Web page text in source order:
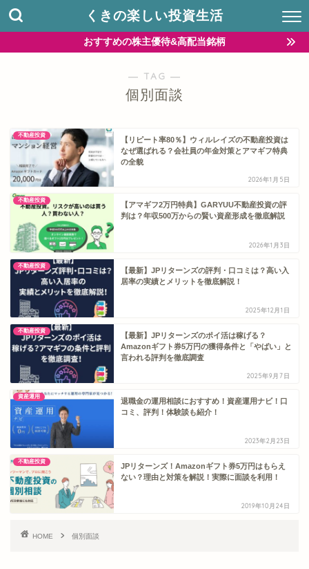
くきの楽しい投資生活
おすすめの株主優待&高配当銘柄
― TAG ―
個別面談
不動産投資
【リピート率80％】ウィルレイズの不動産投資は
なぜ選ばれる？会社員の年金対策とアマギフ特典
の全貌
2026年1月5日
不動産投資
【アマギフ2万円特典】GARYUU不動産投資の評
判は？年収500万からの賢い資産形成を徹底解説
2026年1月3日
不動産投資
【最新】JPリターンズの評判・口コミは？高い入
居率の実績とメリットを徹底解説！
2025年12月1日
不動産投資
【最新】JPリターンズのポイ活は稼げる？
Amazonギフト券5万円の獲得条件と「やばい」と
言われる評判を徹底調査
2025年9月7日
資産運用
退職金の運用相談におすすめ！資産運用ナビ！口
コミ、評判！体験談も紹介！
2023年2月23日
不動産投資
JPリターンズ！Amazonギフト券5万円はもらえ
ない？理由と対策を解説！実際に面談を利用！
2019年10月24日
HOME 個別面談